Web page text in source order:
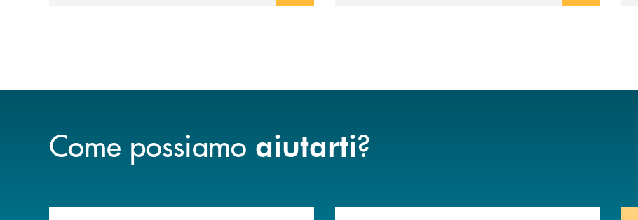
Come possiamo aiutarti?